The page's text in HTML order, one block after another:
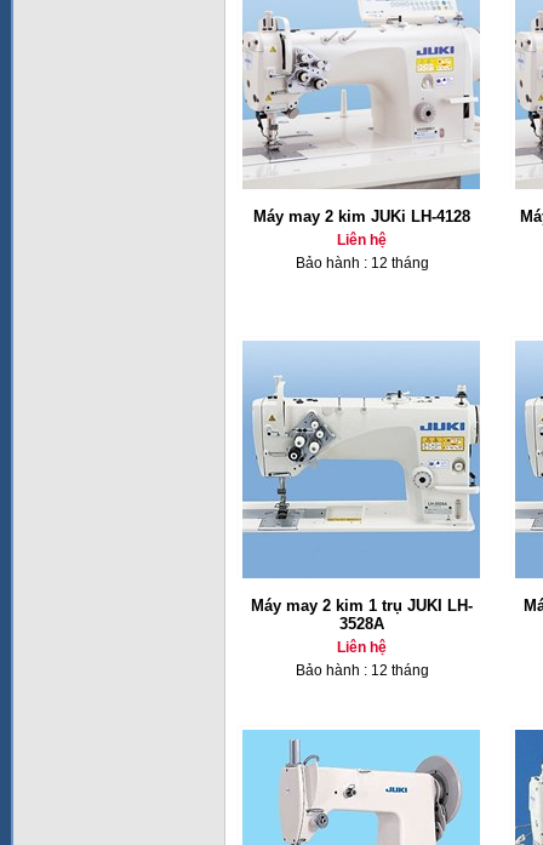
Máy may 2 kim JUKi LH-4128
Liên hệ
Bảo hành : 12 tháng
Máy may 2 kim 1 trụ JUKI LH-
3528A
Liên hệ
Bảo hành : 12 tháng